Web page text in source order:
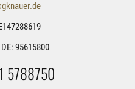
95615800
5788750